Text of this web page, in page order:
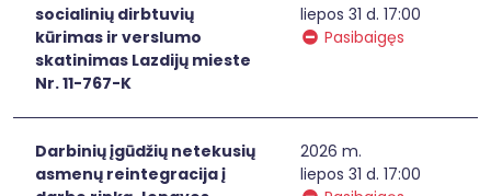
socialinių dirbtuvių
kūrimas ir verslumo
skatinimas Lazdijų mieste
Nr. 11-767-K
liepos 31 d. 17:00
Pasibaigęs
Darbinių įgūdžių netekusių
asmenų reintegracija į
2026 m.
liepos 31 d. 17:00